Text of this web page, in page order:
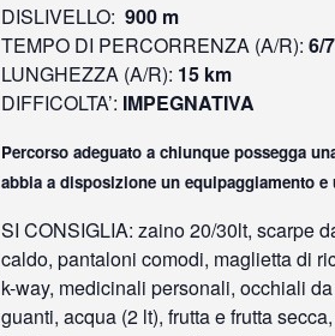
DISLIVELLO: 900 m
TEMPO DI PERCORRENZA (A/R): 6/
LUNGHEZZA (A/R): 15 km
DIFFICOLTA’: IMPEGNATIVA
Percorso adeguato a chiunque possegga
abbia a disposizione un equipaggiamento
SI CONSIGLIA: zaino 20/30lt, scarpe
caldo, pantaloni comodi, maglietta di
k-way, medicinali personali, occhiali
guanti, acqua (2 lt), frutta e frutta